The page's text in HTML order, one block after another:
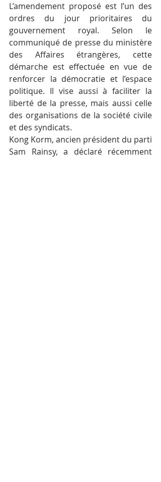
L’amendement proposé est l’un des
ordres du jour prioritaires du
gouvernement royal. Selon le
communiqué de presse du ministère
des Affaires étrangères, cette
démarche est effectuée en vue de
renforcer la démocratie et l’espace
politique. Il vise aussi à faciliter la
liberté de la presse, mais aussi celle
des organisations de la société civile
et des syndicats.
Kong Korm, ancien président du parti
Sam Rainsy, a déclaré récemment